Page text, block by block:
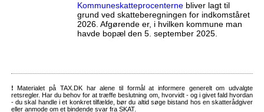
Kommuneskatte­procenternebliver lagt til
grund ved skatteberegningen for indkomståret
2026. Afgørende er, i hvilken kommune man
havde bopæl den 5. september 2025.
! Materialet på TAX.DK har alene til formål at informere generelt om udvalgte
retsregler. Har du behov for at træffe beslutning om, hvorvidt - og i givet fald hvordan
- du skal handle i et konkret tilfælde, bør du altid søge bistand hos en skatterådgiver
eller anmode om et bindende svar fra SKAT.